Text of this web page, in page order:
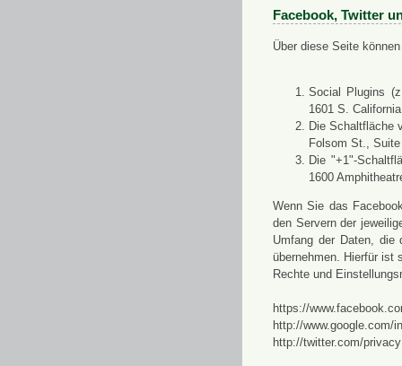
Facebook, Twitter
Über diese Seite
Social Plugins
1601 S.
Die Schaltfläche
Folsom St.,
Die "+1"-
1600
Wenn Sie das
den Servern der
Umfang der Daten, die
übernehmen. Hierfür ist
Rechte und
https://
http://www.google.com/
http://twitter.com/privacy